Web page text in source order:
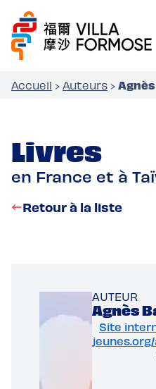
Accueil › Auteurs › Agnès
Livres
en France et à
Retour à la liste
AUTEUR
Agnès
Site